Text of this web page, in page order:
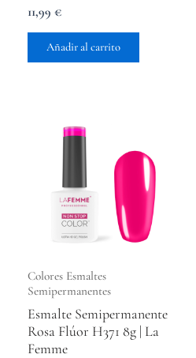
Valorado
con
5.00
de 5
11,99 €
Añadir al carrito
Colores Esmaltes
Semipermanentes
Esmalte Semipermanente
Rosa Flúor H371 8g | La
Femme